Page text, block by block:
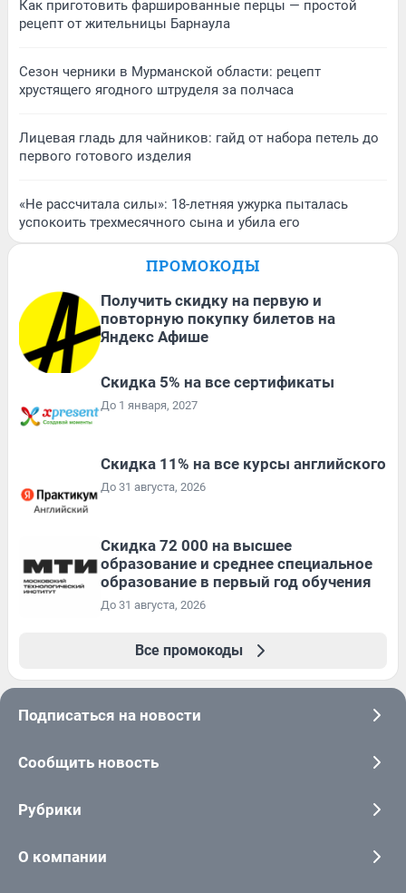
Как приготовить фаршированные перцы — простой
рецепт от жительницы Барнаула
Сезон черники в Мурманской области: рецепт
хрустящего ягодного штруделя за полчаса
Лицевая гладь для чайников: гайд от набора петель до
первого готового изделия
«Не рассчитала силы»: 18-летняя ужурка пыталась
успокоить трехмесячного сына и убила его
ПРОМОКОДЫ
Получить скидку на первую и
повторную покупку билетов на
Яндекс Афише
Скидка 5% на все сертификаты
До 1 января, 2027
Скидка 11% на все курсы английского
До 31 августа, 2026
Скидка 72 000 на высшее
образование и среднее специальное
образование в первый год обучения
До 31 августа, 2026
Все промокоды
Подписаться на новости
Сообщить новость
Рубрики
О компании